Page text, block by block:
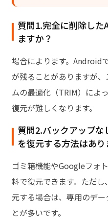
質問1.完全に削除し
ますか？
場合によります。Android
が残ることがありますが
ムの最適化（TRIM）によ
復元が難しくなります。
質問2.バックアップ
を復元する方法はあり
ゴミ箱機能やGoogleフォ
料で復元できます。ただ
元する場合は、専用のデ
とが多いです。